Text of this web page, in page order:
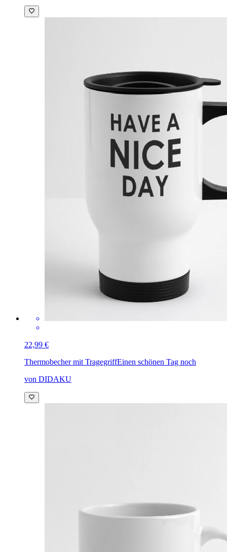
22,99 €
Thermobecher mit TragegriffEinen schönen Tag noch
von DIDAKU